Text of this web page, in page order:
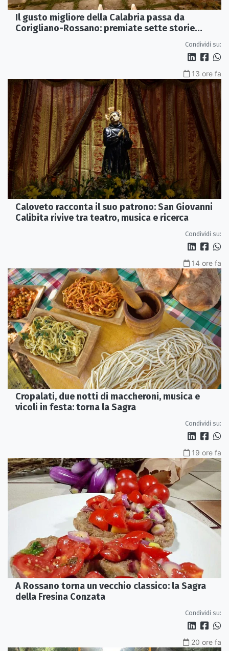
Il gusto migliore della Calabria passa da
Corigliano-Rossano: premiate sette storie
Condividi su:
13 ore fa
Caloveto racconta il suo patrono: San Giovanni
Calibita rivive tra teatro, musica e ricerca
Condividi su:
14 ore fa
Cropalati, due notti di maccheroni, musica e
vicoli in festa: torna la Sagra
Condividi su:
19 ore fa
A Rossano torna un vecchio classico: la Sagra
della Fresina Conzata
Condividi su:
20 ore fa